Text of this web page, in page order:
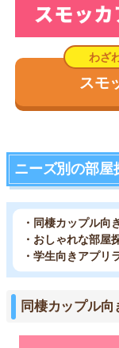
スモ
ニーズ別の部屋
・同棲カップル向
・おしゃれな部屋
・学生向きアプリ
同棲カップル